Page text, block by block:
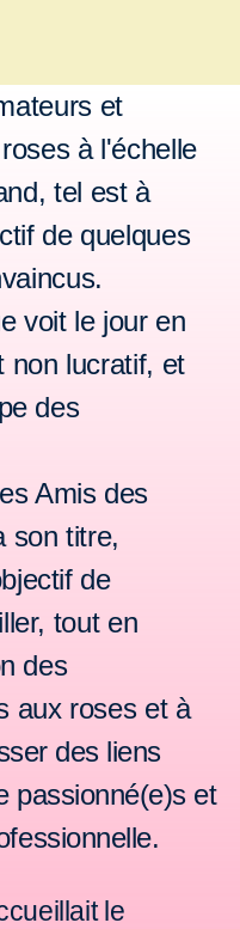
et
à l'échelle
tel est à
de quelques
voit le jour en
non lucratif, et
des
Amis des
son titre,
de
tout en
des
aux roses et à
des liens
passionné(e)s et
le